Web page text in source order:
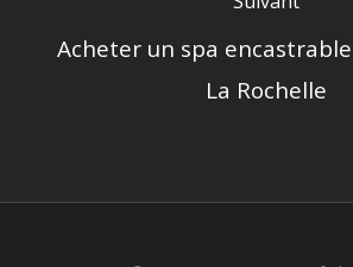
Acheter un spa
La Rochelle